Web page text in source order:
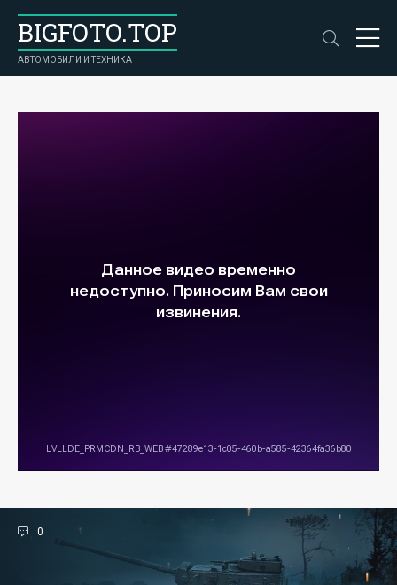
BIGFOTO.TOP
АВТОМОБИЛИ И ТЕХНИКА
0